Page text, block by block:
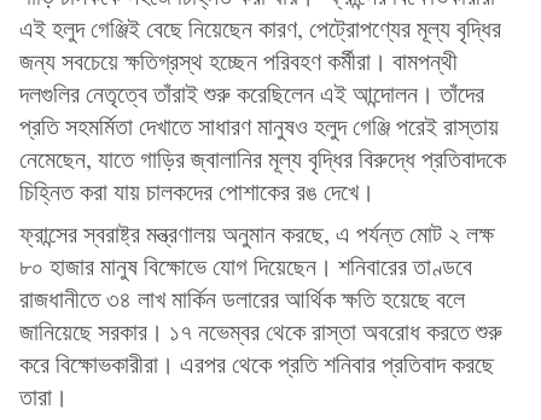
এই হলুদ গেঞ্জিই বেছে নিয়েছেন কারণ, পেট্রোপণ্যের মূল্য বৃদ্ধির
জন্য সবচেয়ে ক্ষতিগ্রস্থ হচ্ছেন পরিবহণ কর্মীরা। বামপন্থী
দলগুলির নেতৃত্বে তাঁরাই শুরু করেছিলেন এই আন্দোলন। তাঁদের
প্রতি সহমর্মিতা দেখাতে সাধারণ মানুষও হলুদ গেঞ্জি পরেই রাস্তায়
নেমেছেন, যাতে গাড়ির জ্বালানির মূল্য বৃদ্ধির বিরুদ্ধে প্রতিবাদকে
চিহ্নিত করা যায় চালকদের পোশাকের রঙ দেখে।
ফ্রান্সের স্বরাষ্ট্র মন্ত্রণালয় অনুমান করছে, এ পর্যন্ত মোট ২ লক্ষ
৮০ হাজার মানুষ বিক্ষোভে যোগ দিয়েছেন। শনিবারের তাণ্ডবে
রাজধানীতে ৩৪ লাখ মার্কিন ডলারের আর্থিক ক্ষতি হয়েছে বলে
জানিয়েছে সরকার। ১৭ নভেম্বর থেকে রাস্তা অবরোধ করতে শুরু
করে বিক্ষোভকারীরা। এরপর থেকে প্রতি শনিবার প্রতিবাদ করছে
তারা।